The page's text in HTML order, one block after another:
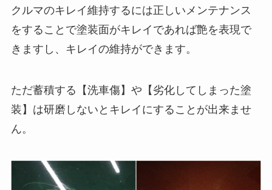
クルマのキレイ維持するには正しいメンテナンス
をすることで塗装面がキレイであれば艶を表現で
きますし、キレイの維持ができます。
ただ蓄積する【洗車傷】や【劣化してしまった塗
装】は研磨しないとキレイにすることが出来ませ
ん。